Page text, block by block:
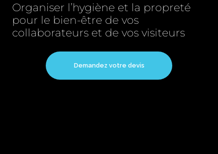
Organiser l’hygiène et la propreté
pour le bien-être de vos
collaborateurs et de vos visiteurs
Demandez votre devis